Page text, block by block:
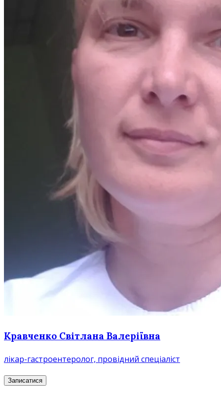
Кравченко Cвітлана Валеріївна
лікар-гастроентеролог, провідний спеціаліст
Записатися